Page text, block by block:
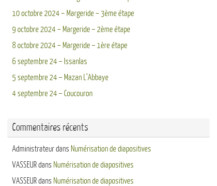
10 octobre 2024 – Margeride – 3ème étape
9 octobre 2024 – Margeride – 2ème étape
8 octobre 2024 – Margeride – 1ère étape
6 septembre 24 – Issanlas
5 septembre 24 – Mazan L’Abbaye
4 septembre 24 – Coucouron
Commentaires récents
Administrateurdans Numérisation de diapositives
VASSEURdans Numérisation de diapositives
VASSEURdans Numérisation de diapositives